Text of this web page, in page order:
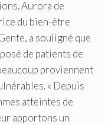
Aurora de
du bien-être
a souligné que
de patients de
proviennent
« Depuis
atteintes de
apportons un